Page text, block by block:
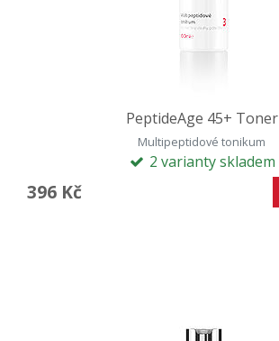
PeptideAge 45+ Toner
Multipeptidové tonikum
2 varianty skladem
396 Kč